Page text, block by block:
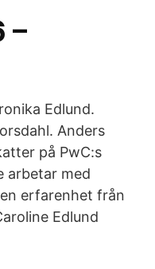
–
Edlund.
Anders
på PwC:s
arbetar med
erfarenhet från
Edlund